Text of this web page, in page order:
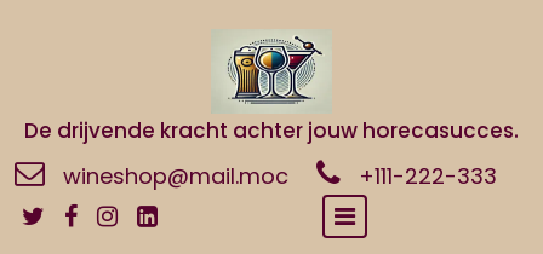
De drijvende kracht achter jouw horecasucces.
wineshop@mail.moc +111-222-333